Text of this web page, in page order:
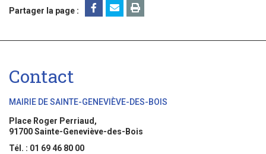
Partager la page :
Contact
MAIRIE DE SAINTE-GENEVIÈVE-DES-BOIS
Place Roger Perriaud,
91700 Sainte-Geneviève-des-Bois
Tél. : 01 69 46 80 00